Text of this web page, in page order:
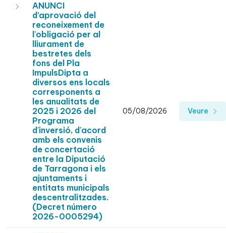
ANUNCI
d’aprovació del
reconeixement de
l'obligació per al
lliurament de
bestretes dels
fons del Pla
ImpulsDipta a
diversos ens locals
corresponents a
les anualitats de
2025 i 2026 del
Programa
d'inversió, d'acord
amb els convenis
de concertació
entre la Diputació
de Tarragona i els
ajuntaments i
entitats municipals
descentralitzades.
(Decret número
2026-0005294)
05/08/2026 Veure